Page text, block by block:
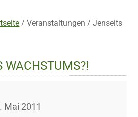
/ Veranstaltungen/ Jenseits
WACHSTUMS?!
Mai 2011